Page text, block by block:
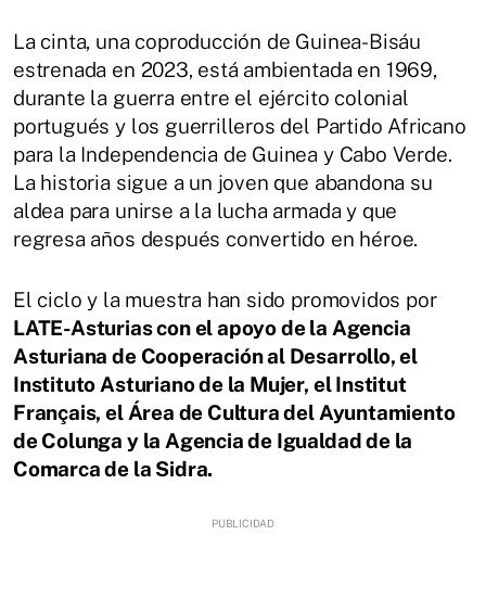
La cinta, una coproducción de Guinea-Bisáu
estrenada en 2023, está ambientada en 1969,
durante la guerra entre el ejército colonial
portugués y los guerrilleros del Partido Africano
para la Independencia de Guinea y Cabo Verde.
La historia sigue a un joven que abandona su
aldea para unirse a la lucha armada y que
regresa años después convertido en héroe.
El ciclo y la muestra han sido promovidos por
LATE-Asturias con el apoyo de la Agencia
Asturiana de Cooperación al Desarrollo, el
Instituto Asturiano de la Mujer, el Institut
Français, el Área de Cultura del Ayuntamiento
de Colunga y la Agencia de Igualdad de la
Comarca de la Sidra.